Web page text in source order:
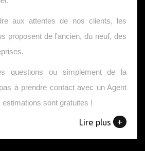
aux attentes de nos clients, les
proposent de l'ancien, du neuf, des
questions ou simplement de la
à prendre contact avec un Agent
sont gratuites !
Lire plus +